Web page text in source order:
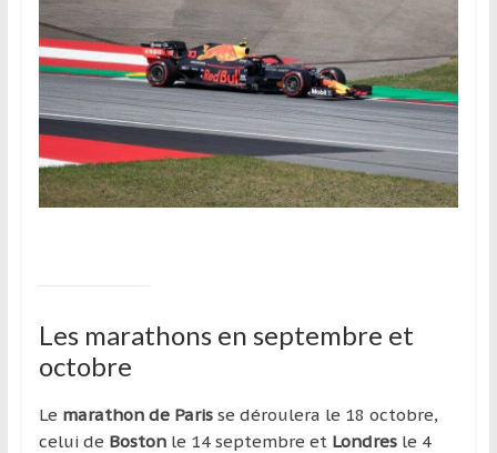
Les marathons en septembre et
octobre
Le marathon de Parisse déroulera le 18 octobre,
celui deBostonle 14 septembre et Londresle 4